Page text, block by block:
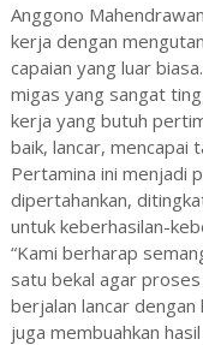
Anggono
kerja dengan
capaian yang luar
migas yang sangat
kerja yang butuh
baik, lancar, mencapai
Pertamina ini menjadi
dipertahankan,
untuk keberhasilan-
“Kami berharap
satu bekal agar
berjalan lancar
juga membuahkan